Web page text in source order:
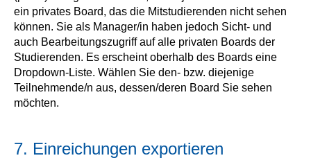
ein privates Board, das die Mitstudierenden nicht sehen
können. Sie als Manager/in haben jedoch Sicht- und
auch Bearbeitungszugriff auf alle privaten Boards der
Studierenden. Es erscheint oberhalb des Boards eine
Dropdown-Liste. Wählen Sie den- bzw. diejenige
Teilnehmende/n aus, dessen/deren Board Sie sehen
möchten.
7. Einreichungen exportieren